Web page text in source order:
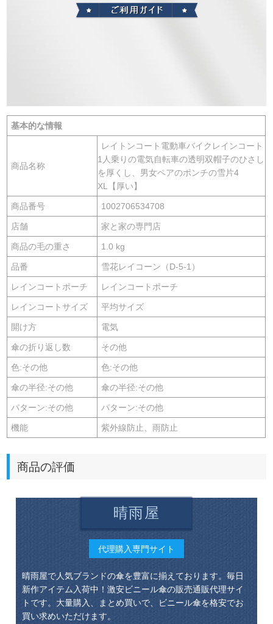
基本的な情報
商品名称
レイトンコート電動車バイクレインコート
1人乗りの電気自転車の透明双帽子のひさし
を厚くし、男女ペアのポンチの雪片4
XL【厚い】
商品番号 1002706534708
店舗 家と家の専門店
商品の毛の重さ 1.0 kg
品番 雪花レイコーン（D-5-1）
レインコートポーチ レインコートポーチ
レインコートサイズ 平均サイズ
開け方 電気
傘の折り返し数 その他
色:その他 色:その他
傘の半径:その他 傘の半径:その他
パターン:その他 パターン:その他
機能 紫外線防止、雨防止
商品の評価
晴雨屋
代理購入専門サイト
晴雨屋で人気ブランドの傘を豊富に揃えております。毎日
新作アイテム入荷中！激安ビニール傘の販売通販代理サイ
トです。大量購入、まとめ買いで、ビニール傘を格安でお
買い求めいただけます。